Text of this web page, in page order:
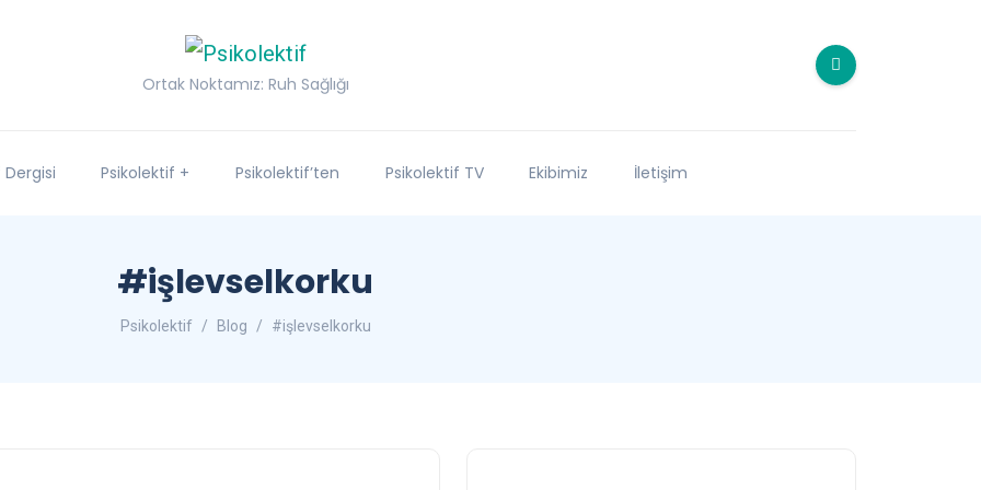
Ortak Noktamız: Ruh Sağlığı
Psikolektif + Psikolektif’ten Psikolektif TV Ekibimiz İletişim
#işlevselkorku
Psikolektif Blog #işlevselkorku